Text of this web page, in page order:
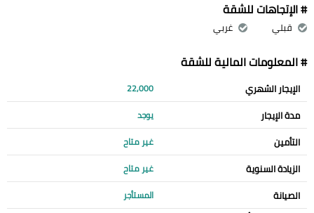
# الإتجاهات للشقة
قبلي غربي
# المعلومات المالية للشقة
الإيجار الشهري 22,000
مدة الإيجار يوجد
التأمين غير متاح
الزيادة السنوية غير متاح
الصيانة المستأجر